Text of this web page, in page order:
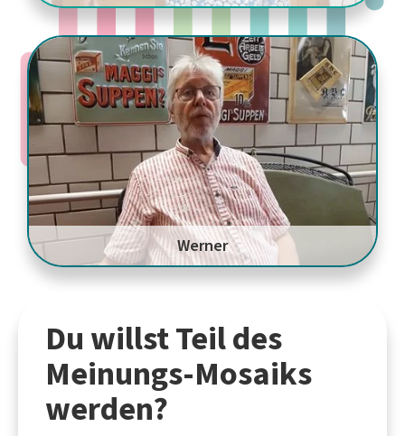
Werner
Du willst Teil des
Meinungs-Mosaiks
werden?